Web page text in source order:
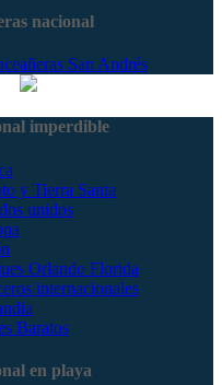
nacional
San Andrés
imperdible
y Tierra Santa
unidos
Orlando Florida
internacionales
Baratos
en playa